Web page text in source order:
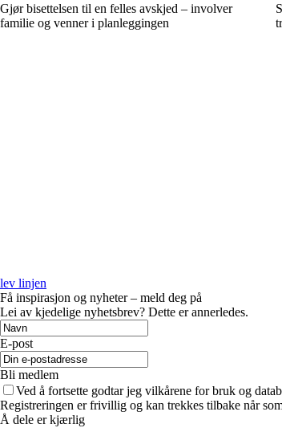
Gjør bisettelsen til en felles avskjed – involver
familie og venner i planleggingen
lev linjen
Få inspirasjon og nyheter – meld deg på
Lei av kjedelige nyhetsbrev? Dette er annerledes.
E-post
Bli medlem
Ved å fortsette godtar jeg vilkårene for bruk og
Registreringen er frivillig og kan trekkes tilbake når
Å dele er kjærlig